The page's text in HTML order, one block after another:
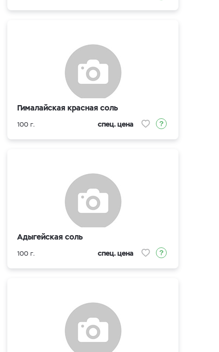
Гималайская красная соль
100 г. спец. цена
Адыгейская соль
100 г. спец. цена